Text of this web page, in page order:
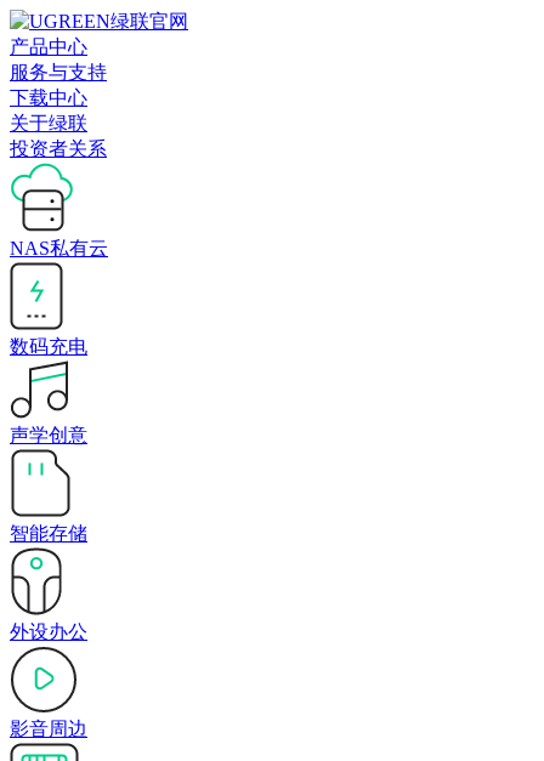
产品中心
服务与支持
下载中心
关于绿联
投资者关系
NAS私有云
数码充电
声学创意
智能存储
外设办公
影音周边